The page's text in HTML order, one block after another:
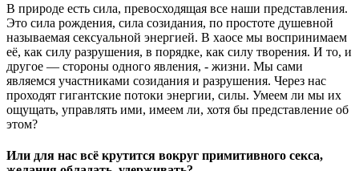
В природе есть сила, превосходящая все наши представления.
Это сила рождения, сила созидания, по простоте душевной
называемая сексуальной энергией. В хаосе мы воспринимаем
её, как силу разрушения, в порядке, как силу творения. И то, и
другое — стороны одного явления, - жизни. Мы сами
являемся участниками созидания и разрушения. Через нас
проходят гигантские потоки энергии, силы. Умеем ли мы их
ощущать, управлять ими, имеем ли, хотя бы представление об
этом?
Или для нас всё крутится вокруг примитивного секса,